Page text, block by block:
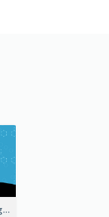
8 Types Of Multiple Intelligences Theory Strategic Analysis